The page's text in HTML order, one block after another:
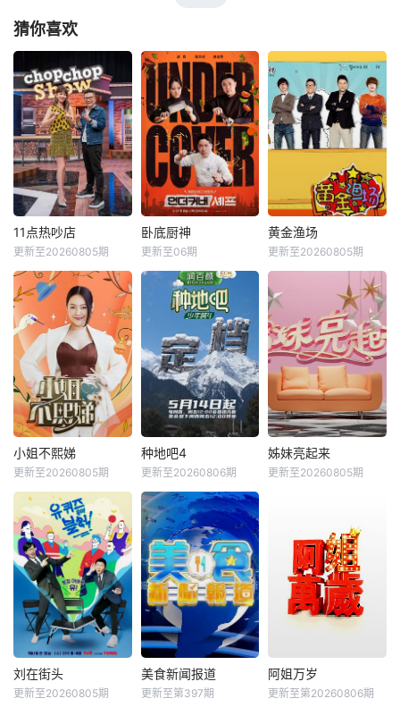
猜你喜欢
11点热吵店
更新至20260805期
卧底厨神
更新至06期
黄金渔场
更新至20260805期
小姐不熙娣
更新至20260805期
种地吧4
更新至20260806期
姊妹亮起来
更新至20260805期
刘在街头
更新至20260805期
美食新闻报道
更新至第397期
阿姐万岁
更新至第20260806期